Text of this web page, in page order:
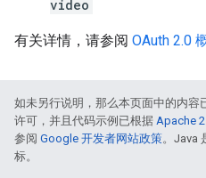
video
有关详情，请参阅 OAuth 2.0
如未另行说明，那么本页面中的内容
许可，并且代码示例已根据 Apache
参阅 Google 开发者网站政策。Java
标。